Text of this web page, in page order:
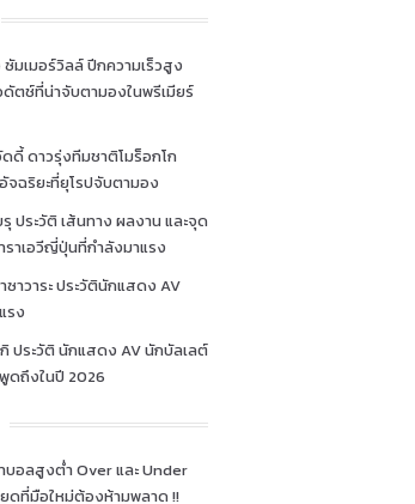
ซัมเมอร์วิลล์ ปีกความเร็วสูง
ดัตช์ที่น่าจับตามองในพรีเมียร์
ดี้ ดาวรุ่งทีมชาติโมร็อกโก
จฉริยะที่ยุโรปจับตามอง
รุ ประวัติ เส้นทาง ผลงาน และจุด
ราเอวีญี่ปุ่นที่กำลังมาแรง
ซาวาระ ประวัตินักแสดง AV
รง
กิ ประวัติ นักแสดง AV นักบัลเลต์
ดถึงในปี 2026
บอลสูงต่ำ Over และ Under
ยดที่มือใหม่ต้องห้ามพลาด !!